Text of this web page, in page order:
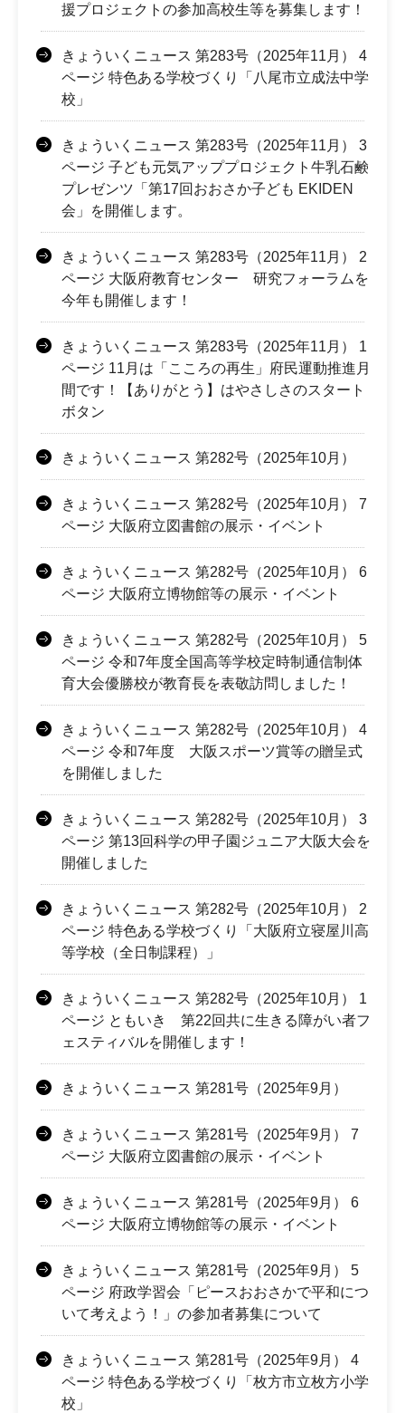
援プロジェクトの参加高校生等を募集します！
きょういくニュース 第283号（2025年11月） 4
ページ 特色ある学校づくり「八尾市立成法中学
校」
きょういくニュース 第283号（2025年11月） 3
ページ 子ども元気アッププロジェクト牛乳石鹸
プレゼンツ「第17回おおさか子ども EKIDEN
会」を開催します。
きょういくニュース 第283号（2025年11月） 2
ページ 大阪府教育センター 研究フォーラムを
今年も開催します！
きょういくニュース 第283号（2025年11月） 1
ページ 11月は「こころの再生」府民運動推進月
間です！【ありがとう】はやさしさのスタート
ボタン
きょういくニュース 第282号（2025年10月）
きょういくニュース 第282号（2025年10月） 7
ページ 大阪府立図書館の展示・イベント
きょういくニュース 第282号（2025年10月） 6
ページ 大阪府立博物館等の展示・イベント
きょういくニュース 第282号（2025年10月） 5
ページ 令和7年度全国高等学校定時制通信制体
育大会優勝校が教育長を表敬訪問しました！
きょういくニュース 第282号（2025年10月） 4
ページ 令和7年度 大阪スポーツ賞等の贈呈式
を開催しました
きょういくニュース 第282号（2025年10月） 3
ページ 第13回科学の甲子園ジュニア大阪大会を
開催しました
きょういくニュース 第282号（2025年10月） 2
ページ 特色ある学校づくり「大阪府立寝屋川高
等学校（全日制課程）」
きょういくニュース 第282号（2025年10月） 1
ページ ともいき 第22回共に生きる障がい者フ
ェスティバルを開催します！
きょういくニュース 第281号（2025年9月）
きょういくニュース 第281号（2025年9月） 7
ページ 大阪府立図書館の展示・イベント
きょういくニュース 第281号（2025年9月） 6
ページ 大阪府立博物館等の展示・イベント
きょういくニュース 第281号（2025年9月） 5
ページ 府政学習会「ピースおおさかで平和につ
いて考えよう！」の参加者募集について
きょういくニュース 第281号（2025年9月） 4
ページ 特色ある学校づくり「枚方市立枚方小学
校」